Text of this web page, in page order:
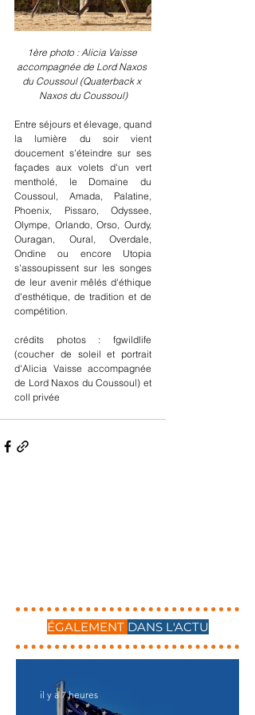
1ère photo : Alicia Vaisse
accompagnée de Lord Naxos
du Coussoul (Quaterback x
Naxos du Coussoul)
Entre séjours et élevage, quand
la lumière du soir vient
doucement s'éteindre sur ses
façades aux volets d'un vert
mentholé, le Domaine du
Coussoul, Amada, Palatine,
Phoenix, Pissaro, Odyssee,
Olympe, Orlando, Orso, Ourdy,
Ouragan, Oural, Overdale,
Ondine ou encore Utopia
s'assoupissent sur les songes
de leur avenir mêlés d'éthique
d'esthétique, de tradition et de
compétition.
crédits photos : fgwildlife
(coucher de soleil et portrait
d'Alicia Vaisse accompagnée
de Lord Naxos du Coussoul) et
coll privée
ÉGALEMENT DANS L'ACTU
il y a 7 heures